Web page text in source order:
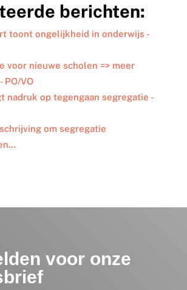
l
n
berichten:
toont ongelijkheid in onderwijs -
voor nieuwe scholen => meer
PO/VO
nadruk op tegengaan segregatie -
om segregatie
voor onze